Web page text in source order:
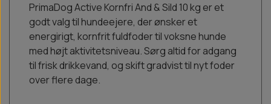
PrimaDog Active Kornfri And & Sild 10 kg er et
godt valg til hundeejere, der ønsker et
energirigt, kornfrit fuldfoder til voksne hunde
med højt aktivitetsniveau. Sørg altid for adgang
til frisk drikkevand, og skift gradvist til nyt foder
over flere dage.